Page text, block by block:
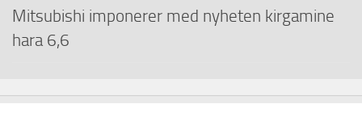
Mitsubishi imponerer med nyheten kirgamine
hara 6,6